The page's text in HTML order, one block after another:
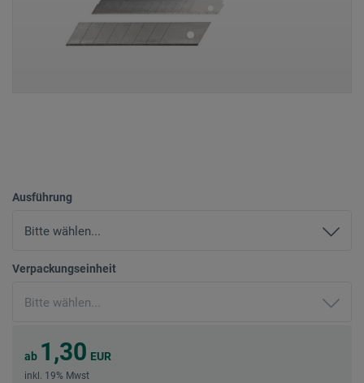
Ausführung
Verpackungseinheit
ab 1,30 EUR
inkl. 19% Mwst